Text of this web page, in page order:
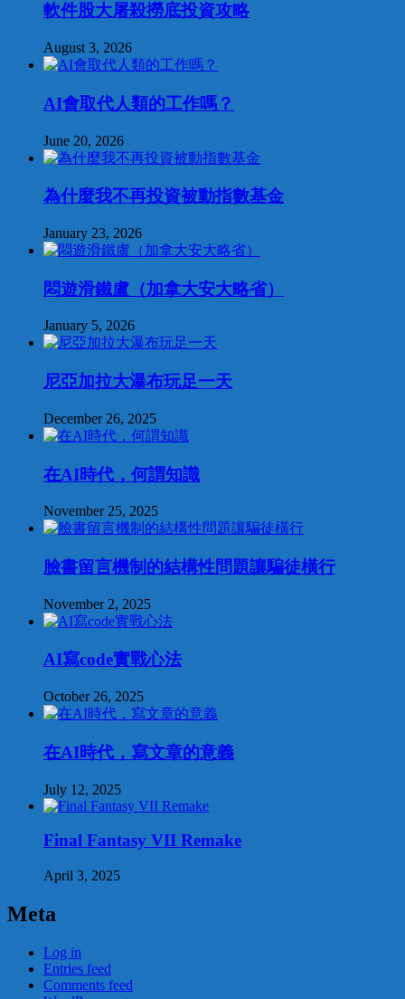
軟件股大屠殺撈底投資攻略
August 3, 2026
AI會取代人類的工作嗎？
June 20, 2026
為什麼我不再投資被動指數基金
January 23, 2026
悶遊滑鐵盧（加拿大安大略省）
January 5, 2026
尼亞加拉大瀑布玩足一天
December 26, 2025
在AI時代，何謂知識
November 25, 2025
臉書留言機制的結構性問題讓騙徒橫行
November 2, 2025
AI寫code實戰心法
October 26, 2025
在AI時代，寫文章的意義
July 12, 2025
Final Fantasy VII Remake
April 3, 2025
Meta
Log in
Entries feed
Comments feed